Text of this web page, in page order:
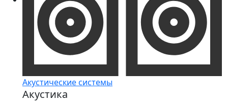
Акустические системы
Акустика